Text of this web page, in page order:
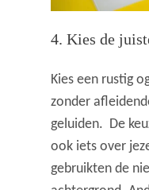
4. Kies de
Kies een rustig
zonder
geluiden. De
ook iets over
gebruikten de